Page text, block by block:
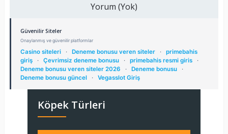
Yorum (Yok)
Güvenilir Siteler
Onaylanmış ve güvenilir platformlar
Casino siteleri · Deneme bonusu veren siteler ·
primebahis
giriş
· Çevrimsiz deneme bonusu · primebahis resmi giris
·
Deneme bonusu veren siteler 2026
· Deneme bonusu
·
Deneme bonusu güncel
· Vegasslot Giriş
Köpek Türleri